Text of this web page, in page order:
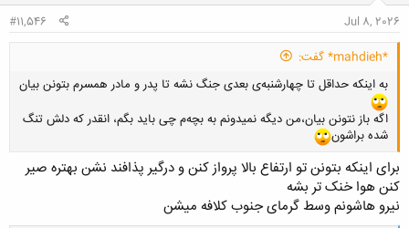
Jul 8, 2026
#11,546
*mahdieh* گفت:
به اینکه حداقل تا چهارشنبه‌ی بعدی جنگ نشه تا پدر و مادر همسرم بتونن بیان
اگه باز نتونن بیان،من دیگه نمیدونم به بچه‌م چی باید بگم، انقدر که دلش تنگ
شده براشون
برای اینکه بتونن تو ارتفاع بالا پرواز کنن و درگیر پذافند نشن بهتره صیر
کنن هوا خنک تر بشه
نیرو هاشونم وسط گرمای جنوب کلافه میشن